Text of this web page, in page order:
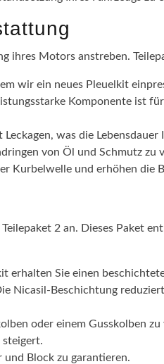
ihres Motors anstreben.
wir ein neues Pleuelkit
Komponente ist
was die
von Öl und Schmutz zu
Kurbelwelle und erhöhen die
2 an. Dieses Paket
erhalten Sie einen
Nicasil-Beschichtung
oder einem Gusskolben
steigert.
und Block zu garantieren.